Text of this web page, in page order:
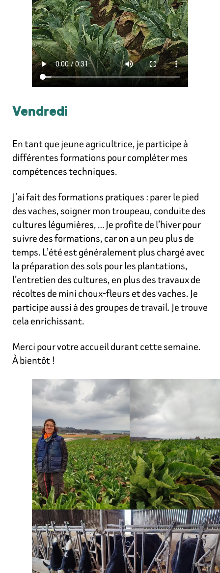
Vendredi
En tant que jeune agricultrice, je participe à
différentes formations pour compléter mes
compétences techniques.
J’ai fait des formations pratiques : parer le pied
des vaches, soigner mon troupeau, conduite des
cultures légumières, … Je profite de l’hiver pour
suivre des formations, car on a un peu plus de
temps. L’été est généralement plus chargé avec
la préparation des sols pour les plantations,
l’entretien des cultures, en plus des travaux de
récoltes de mini choux-fleurs et des vaches. Je
participe aussi à des groupes de travail. Je trouve
cela enrichissant.
Merci pour votre accueil durant cette semaine.
À bientôt !